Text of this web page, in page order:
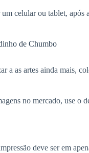
celular ou tablet,
de Chumbo
a as artes ainda mais,
no mercado, use o
deve ser em